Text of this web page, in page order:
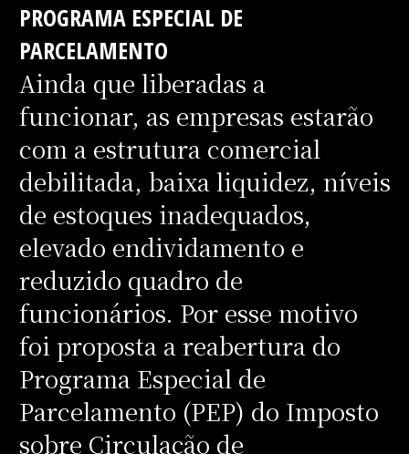
PROGRAMA ESPECIAL DE
PARCELAMENTO
Ainda que liberadas a
funcionar, as empresas estarão
com a estrutura comercial
debilitada, baixa liquidez, níveis
de estoques inadequados,
elevado endividamento e
reduzido quadro de
funcionários. Por esse motivo
foi proposta a reabertura do
Programa Especial de
Parcelamento (PEP) do Imposto
sobre Circulação de